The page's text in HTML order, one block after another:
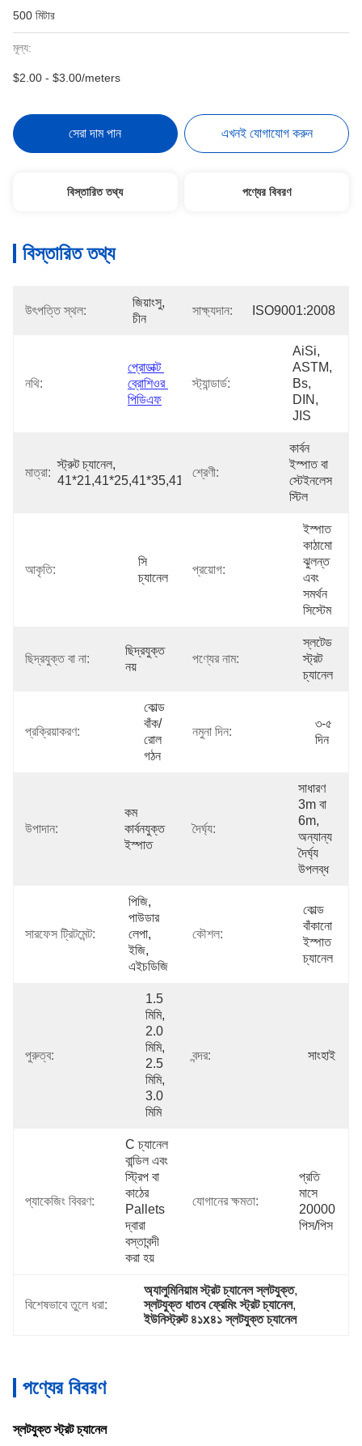
500 মিটার
মূল্য:
$2.00 - $3.00/meters
সেরা দাম পান এখনই যোগাযোগ করুন
বিস্তারিত তথ্য পণ্যের বিবরণ
বিস্তারিত তথ্য
উৎপত্তি স্থল:
জিয়াংসু,
চীন
সাক্ষ্যদান: ISO9001:2008
নথি:
প্রোডাক্ট
ব্রোশিওর
পিডিএফ
স্ট্যান্ডার্ড:
AiSi,
ASTM,
Bs,
DIN,
JIS
মাত্রা:
স্ট্রুট চ্যানেল,
41*21,41*25,41*35,41*41,41*62,41*82
শ্রেণী:
কার্বন
ইস্পাত বা
স্টেইনলেস
স্টিল
আকৃতি:
সি
চ্যানেল
প্রয়োগ:
ইস্পাত
কাঠামো
ঝুলন্ত
এবং
সমর্থন
সিস্টেম
ছিদ্রযুক্ত বা না:
ছিদ্রযুক্ত
নয়
পণ্যের নাম:
স্লটেড
স্ট্রট
চ্যানেল
প্রক্রিয়াকরণ:
কোল্ড
বাঁক/
রোল
গঠন
নমুনা দিন:
৩-৫
দিন
উপাদান:
কম
কার্বনযুক্ত
ইস্পাত
দৈর্ঘ্য:
সাধারণ
3m বা
6m,
অন্যান্য
দৈর্ঘ্য
উপলব্ধ
সারফেস ট্রিটমেন্ট:
পিজি,
পাউডার
লেপা,
ইজি,
এইচডিজি
কৌশল:
কোল্ড
বাঁকানো
ইস্পাত
চ্যানেল
পুরুত্ব:
1.5
মিমি,
2.0
মিমি,
2.5
মিমি,
3.0
মিমি
বন্দর: সাংহাই
প্যাকেজিং বিবরণ:
C চ্যানেল
বান্ডিল এবং
স্ট্রিপ বা
কাঠের
Pallets
দ্বারা
বস্তাবন্দী
করা হয়
যোগানের ক্ষমতা:
প্রতি
মাসে
20000
পিস/পিস
বিশেষভাবে তুলে ধরা:
অ্যালুমিনিয়াম স্ট্রট চ্যানেল স্লটযুক্ত,
স্লটযুক্ত ধাতব ফ্রেমিং স্ট্রট চ্যানেল,
ইউনিস্ট্রুট ৪১x৪১ স্লটযুক্ত চ্যানেল
পণ্যের বিবরণ
স্লটযুক্ত স্ট্রট চ্যানেল